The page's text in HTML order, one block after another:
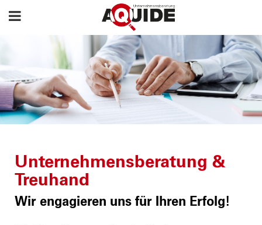
Unternehmensberatung &
Treuhand
Wir engagieren uns für Ihren Erfolg!